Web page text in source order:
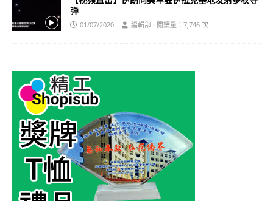
弹
01/07/2020 編輯部 · 閱讀量：7,746 次